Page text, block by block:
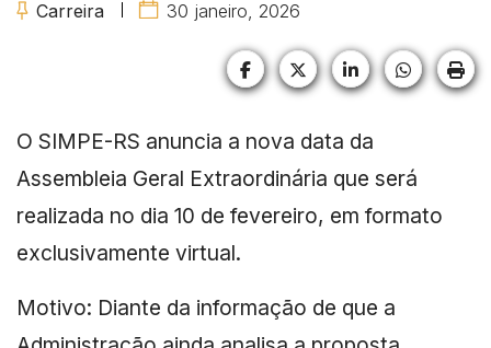
Carreira 30 janeiro, 2026
FacebookX (formerly Twitter)
LinkedIn
O SIMPE-RS anuncia a nova data da
Assembleia Geral Extraordinária que será
realizada no dia 10 de fevereiro, em formato
exclusivamente virtual.
Motivo: Diante da informação de que a